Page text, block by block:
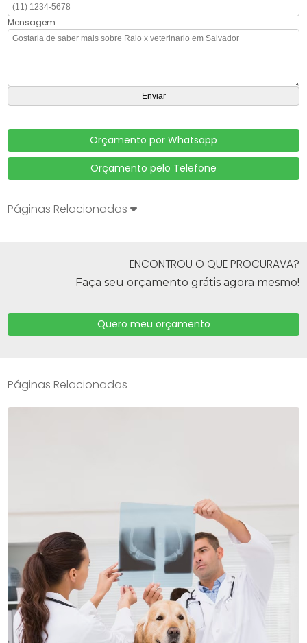
Mensagem
Orçamento por Whatsapp
Orçamento pelo Telefone
Páginas Relacionadas
ENCONTROU O QUE PROCURAVA?
Faça seu orçamento grátis agora mesmo!
Quero meu orçamento
Páginas Relacionadas